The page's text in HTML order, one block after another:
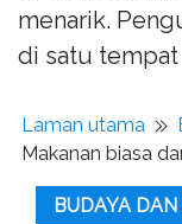
menarik.
di satu tempat
Laman utama
Makanan biasa
BUDAYA